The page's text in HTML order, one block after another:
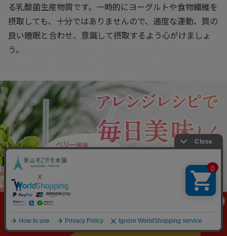
る乳酸菌生産物質です。 一時的にヨーグルトや食物繊維を
摂取しても、十分ではありませんので、適度な運動、質の
良い睡眠と合わせ、意識して摂取するよう心がけましょ
う。
【定期便】お得に購入する